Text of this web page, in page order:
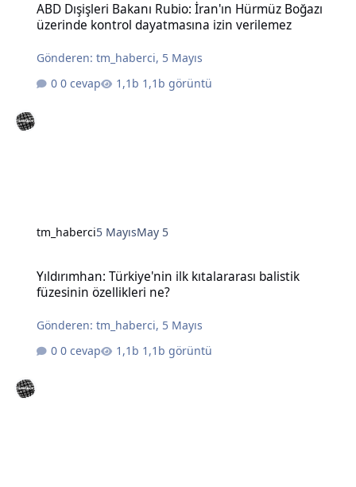
ABD Dışişleri Bakanı Rubio: İran'ın Hürmüz Boğazı
üzerinde kontrol dayatmasına izin verilemez
Gönderen:tm_haberci, 5 Mayıs
0 cevap
1,1b görüntü
tm_haberci5 MayısMay 5
Yıldırımhan: Türkiye'nin ilk kıtalararası balistik
füzesinin özellikleri ne?
Gönderen:tm_haberci, 5 Mayıs
0 cevap
1,1b görüntü